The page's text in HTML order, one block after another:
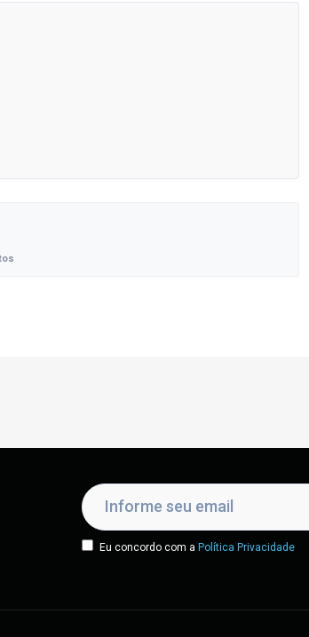
Eu concordo com a Política Privacidade